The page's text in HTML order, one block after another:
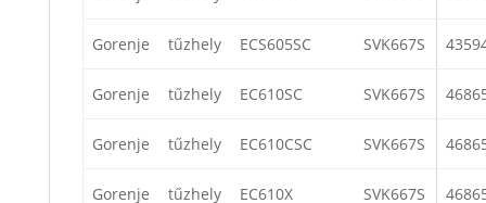
Gorenje tűzhely ECS605SC SVK667S
Gorenje tűzhely EC610SC SVK667S
Gorenje tűzhely EC610CSC SVK667S
Gorenje tűzhely EC610X SVK667S